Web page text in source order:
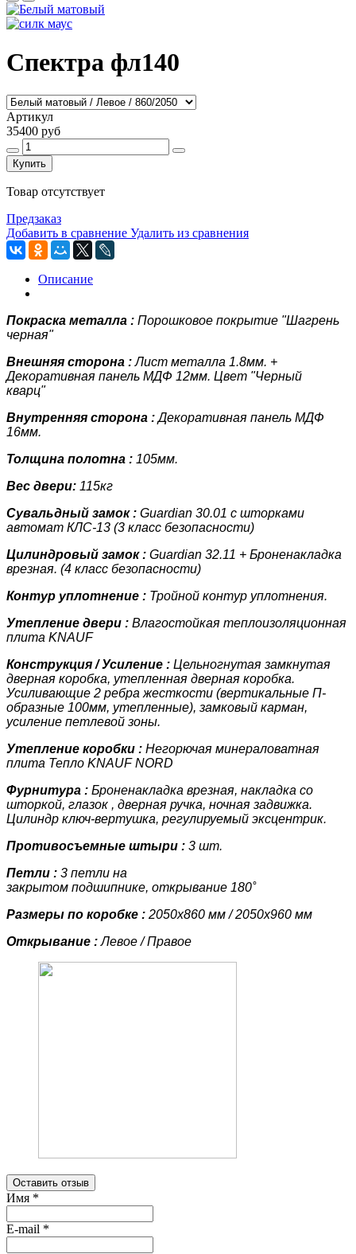
Спектра фл140
Артикул
35400 руб
Купить
Товар отсутствует
Предзаказ
Добавить в сравнение Удалить из сравнения
Описание
Покраска металла : Порошковое покрытие "Шагрень
черная"
Внешняя сторона :Лист металла 1.8мм. +
Декоративная панель МДФ 12мм. Цвет "Черный
кварц"
Внутренняя сторона :Декоративная панель МДФ
16мм.
Толщина полотна : 105мм.
Вес двери: 115кг
Сувальдный замок : Guardian 30.01 с шторками
автомат КЛС-13 (3 класс безопасности)
Цилиндровый замок : Guardian 32.11 + Броненакладка
врезная. (4 класс безопасности)
Контур уплотнение : Тройной контур уплотнения.
Утепление двери : Влагостойкая теплоизоляционная
плита KNAUF
Конструкция / Усиление : Цельногнутая замкнутая
дверная коробка, утепленная дверная коробка.
Усиливающие 2 ребра жесткости (вертикальные П-
образные 100мм, утепленные), замковый карман,
усиление петлевой зоны.
Утепление коробки : Негорючая минераловатная
плита Тепло KNAUF NORD
Фурнитура : Броненакладка врезная, накладка со
шторкой, глазок , дверная ручка, ночная задвижка.
Цилиндр ключ-вертушка, регулируемый эксцентрик.
Противосъемные штыри : 3 шт.
Петли : 3 петли на
закрытом подшипнике, открывание 180˚
Размеры по коробке : 2050х860 мм / 2050х960 мм
Открывание :Левое / Правое
Оставить отзыв
Имя *
E-mail *